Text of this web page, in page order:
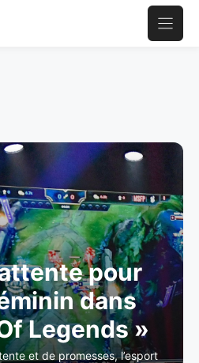
pour
dans
Legends »
et de promesses, l’esport